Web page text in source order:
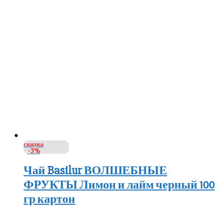
скидка
-3%
Чай Basilur ВОЛШЕБНЫЕ
ФРУКТЫ Лимон и лайм черный 100
гр картон